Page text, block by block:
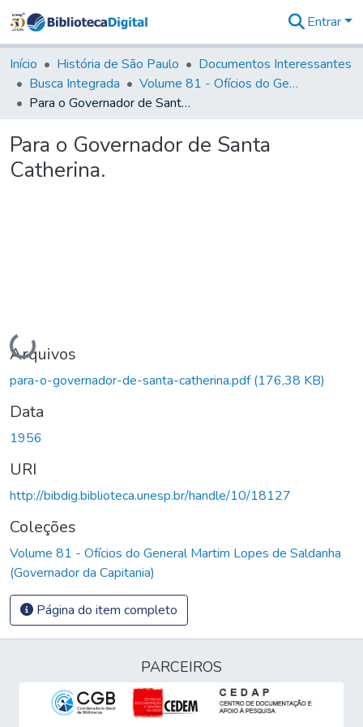
&
Coleções
Tudo na
Biblioteca
Estatísticas
Entrar
Início História de São Paulo
Documentos Interessantes
Busca Integrada
Volume 81 - Ofícios do General Martim Lopes de Saldanha (Governador da Capitania)
Para o Governador de Santa Catherina.
Para o Governador de Santa
Catherina.
Carregando...
Arquivos
para-o-governador-de-santa-catherina.pdf(176,38 KB)
Data
1956
URI
http://bibdig.biblioteca.unesp.br/handle/10/18127
Coleções
Volume 81 - Ofícios do General Martim Lopes de Saldanha
(Governador da Capitania)
Página do item completo
PARCEIROS